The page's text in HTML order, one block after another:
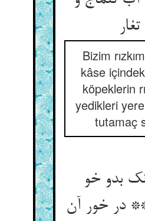
Bizim
kâse
köpeklerin
yedikleri
tutamaç
بدو خو
در خور آن